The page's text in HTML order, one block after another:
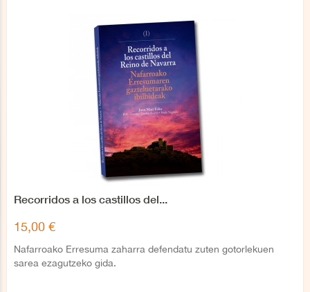
Recorridos a los castillos del...
15,00 €
Nafarroako Erresuma zaharra defendatu zuten gotorlekuen
sarea ezagutzeko gida.